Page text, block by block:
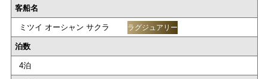
客船名
ミツイ オーシャン サクラ ラグジュアリー
泊数
4泊